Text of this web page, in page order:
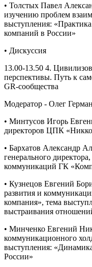
• Толстых Павел
изучению проблем
выступления:
компаний в России»
• Дискуссия
13.00-13.50 4.
перспективы. Путь к
GR-сообщества
Модератор - Олег
• Минтусов Игорь
директоров ЦПК
• Бархатов Александр
генерального
коммуникаций ГК
• Кузнецов Евгений
развития и
компания», тема
выстраивания
• Минченко Евгений
коммуникационного
выступления:
России»